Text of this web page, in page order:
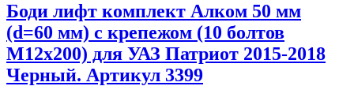
Боди лифт комплект Алком 50 мм
(d=60 мм) с крепежом (10 болтов
М12x200) для УАЗ Патриот 2015-2018
Черный. Артикул 3399